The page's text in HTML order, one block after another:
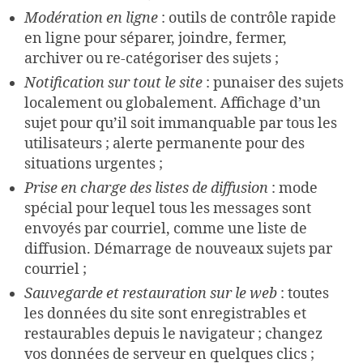
Modération en ligne : outils de contrôle rapide
en ligne pour séparer, joindre, fermer,
archiver ou re-catégoriser des sujets ;
Notification sur tout le site : punaiser des sujets
localement ou globalement. Affichage d’un
sujet pour qu’il soit immanquable par tous les
utilisateurs ; alerte permanente pour des
situations urgentes ;
Prise en charge des listes de diffusion : mode
spécial pour lequel tous les messages sont
envoyés par courriel, comme une liste de
diffusion. Démarrage de nouveaux sujets par
courriel ;
Sauvegarde et restauration sur le web : toutes
les données du site sont enregistrables et
restaurables depuis le navigateur ; changez
vos données de serveur en quelques clics ;